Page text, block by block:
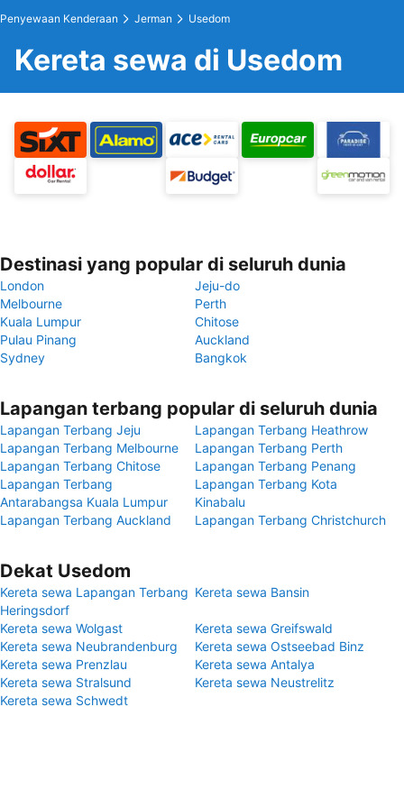
Penyewaan Kenderaan Jerman Usedom
Kereta sewa di Usedom
Destinasi yang popular di seluruh dunia
London
Jeju-do
Melbourne
Perth
Kuala Lumpur
Chitose
Pulau Pinang
Auckland
Sydney
Bangkok
Lapangan terbang popular di seluruh dunia
Lapangan Terbang Jeju
Lapangan Terbang Heathrow
Lapangan Terbang Melbourne
Lapangan Terbang Perth
Lapangan Terbang Chitose
Lapangan Terbang Penang
Lapangan Terbang
Antarabangsa Kuala Lumpur
Lapangan Terbang Kota
Kinabalu
Lapangan Terbang Auckland
Lapangan Terbang Christchurch
Dekat Usedom
Kereta sewa Lapangan Terbang
Heringsdorf
Kereta sewa Bansin
Kereta sewa Wolgast
Kereta sewa Greifswald
Kereta sewa Neubrandenburg
Kereta sewa Ostseebad Binz
Kereta sewa Prenzlau
Kereta sewa Antalya
Kereta sewa Stralsund
Kereta sewa Neustrelitz
Kereta sewa Schwedt